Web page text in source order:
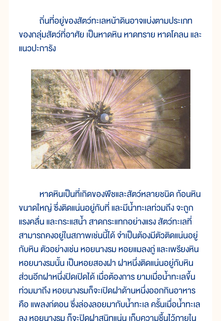
ถิ่นที่อยู่ของสัตว์ทะเลหน้าดินอาจแบ่งตามประเภท
ของกลุ่มสัตว์ที่อาศัย เป็นหาดหิน หาดทราย หาดโคลน และ
แนวปะการัง
หาดหินเป็นที่เกิดของพืชและสัตว์หลายชนิด ก้อนหิน
ขนาดใหญ่ ซึ่งติดแน่นอยู่กับที่ และมีน้ำทะเลท่วมถึง จะถูก
แรงคลื่น และกระแสน้ำ สาดกระแทกอย่างแรง สัตว์ทะเลที่
สามารถคงอยู่ในสภาพเช่นนี้ได้ จำเป็นต้องมีตัวติดแน่นอยู่
กับหิน ตัวอย่างเช่น หอยนางรม หอยแมลงภู่ และเพรียงหิน
หอยนางรมนั้น เป็นหอยสองฝา ฝาหนึ่งติดแน่นอยู่กับหิน
ส่วนอีกฝาหนึ่งปิดเปิดได้ เมื่อต้องการ ยามเมื่อน้ำทะเลขึ้น
ท่วมมาถึง หอยนางรมก็จะเปิดฝาด้านหนึ่งออกกินอาหาร
คือ แพลงก์ตอน ซึ่งล่องลอยมากับน้ำทะเล ครั้นเมื่อน้ำทะเล